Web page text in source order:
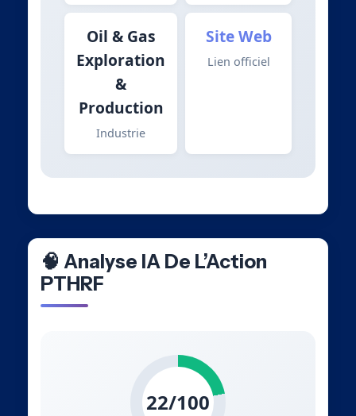
Oil & Gas
Exploration
&
Production
Industrie
Site Web
Lien officiel
🧠 Analyse IA De L’Action
PTHRF
22/100